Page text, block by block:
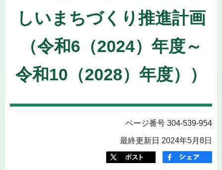
しいまちづくり推進計画
（令和6（2024）年度～
令和10（2028）年度））
ページ番号 304-539-954
最終更新日 2024年5月8日